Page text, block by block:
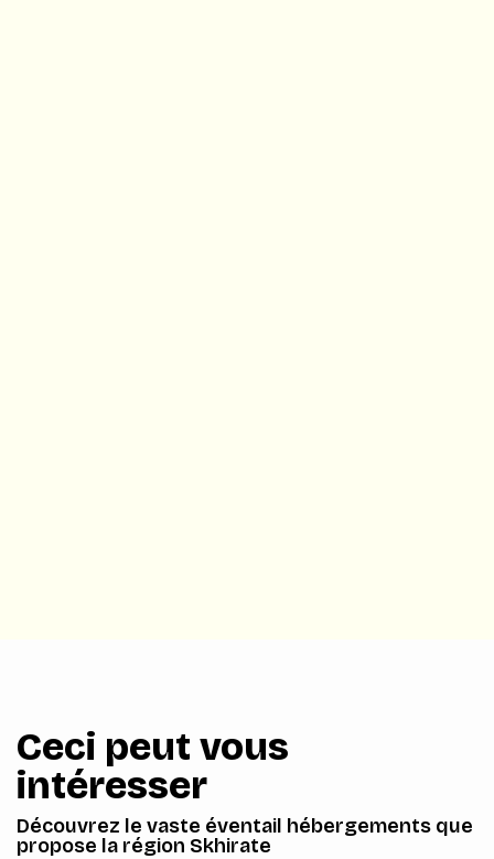
Ceci peut vous
intéresser
Découvrez le vaste éventail hébergements que
propose la région Skhirate